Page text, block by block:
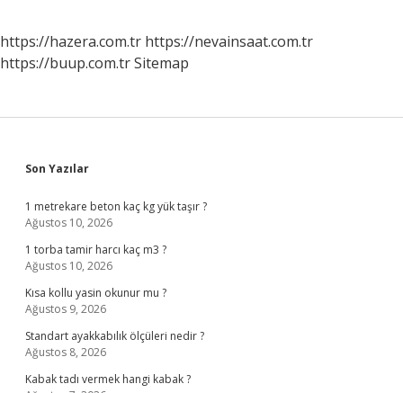
https://hazera.com.tr https://nevainsaat.com.tr
https://buup.com.trSitemap
Sidebar
Son Yazılar
1 metrekare beton kaç kg yük taşır ?
Ağustos 10, 2026
1 torba tamir harcı kaç m3 ?
Ağustos 10, 2026
Kısa kollu yasin okunur mu ?
Ağustos 9, 2026
Standart ayakkabılık ölçüleri nedir ?
Ağustos 8, 2026
Kabak tadı vermek hangi kabak ?